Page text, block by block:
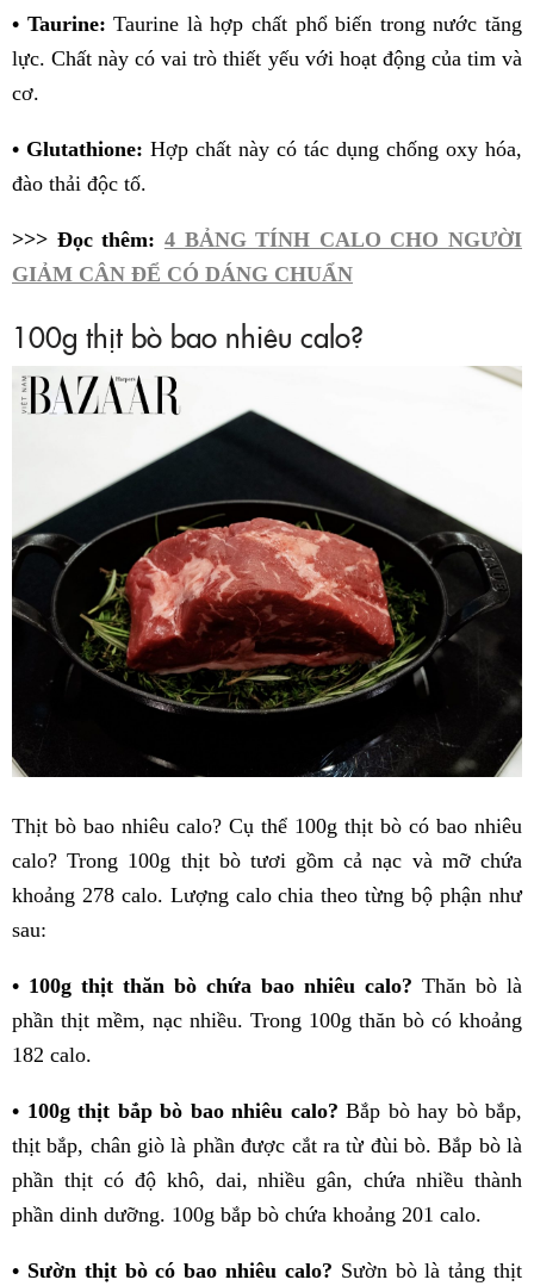
• Taurine: Taurine là hợp chất phổ biến trong nước tăng
lực. Chất này có vai trò thiết yếu với hoạt động của tim và
cơ.
• Glutathione: Hợp chất này có tác dụng chống oxy hóa,
đào thải độc tố.
>>> Đọc thêm: 4 BẢNG TÍNH CALO CHO NGƯỜI
GIẢM CÂN ĐỂ CÓ DÁNG CHUẨN
100g thịt bò bao nhiêu calo?
Thịt bò bao nhiêu calo? Cụ thể 100g thịt bò có bao nhiêu
calo? Trong 100g thịt bò tươi gồm cả nạc và mỡ chứa
khoảng 278 calo. Lượng calo chia theo từng bộ phận như
sau:
• 100g thịt thăn bò chứa bao nhiêu calo? Thăn bò là
phần thịt mềm, nạc nhiều. Trong 100g thăn bò có khoảng
182 calo.
• 100g thịt bắp bò bao nhiêu calo? Bắp bò hay bò bắp,
thịt bắp, chân giò là phần được cắt ra từ đùi bò. Bắp bò là
phần thịt có độ khô, dai, nhiều gân, chứa nhiều thành
phần dinh dưỡng. 100g bắp bò chứa khoảng 201 calo.
• Sườn thịt bò có bao nhiêu calo? Sườn bò là tảng thịt